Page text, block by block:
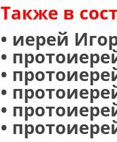
Также в
• иерей
•
•
•
•
•